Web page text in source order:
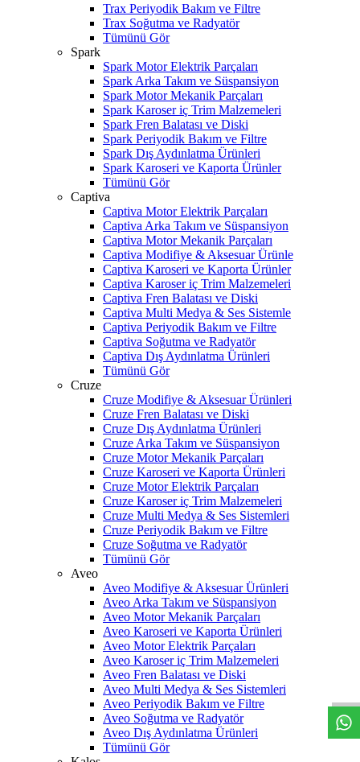
Trax Periyodik Bakım ve Filtre
Trax Soğutma ve Radyatör
Tümünü Gör
Spark
Spark Motor Elektrik Parçaları
Spark Arka Takım ve Süspansiyon
Spark Motor Mekanik Parçaları
Spark Karoser iç Trim Malzemeleri
Spark Fren Balatası ve Diski
Spark Periyodik Bakım ve Filtre
Spark Dış Aydınlatma Ürünleri
Spark Karoseri ve Kaporta Ürünler
Tümünü Gör
Captiva
Captiva Motor Elektrik Parçaları
Captiva Arka Takım ve Süspansiyon
Captiva Motor Mekanik Parçaları
Captiva Modifiye & Aksesuar Ürünle
Captiva Karoseri ve Kaporta Ürünler
Captiva Karoser iç Trim Malzemeleri
Captiva Fren Balatası ve Diski
Captiva Multi Medya & Ses Sistemle
Captiva Periyodik Bakım ve Filtre
Captiva Soğutma ve Radyatör
Captiva Dış Aydınlatma Ürünleri
Tümünü Gör
Cruze
Cruze Modifiye & Aksesuar Ürünleri
Cruze Fren Balatası ve Diski
Cruze Dış Aydınlatma Ürünleri
Cruze Arka Takım ve Süspansiyon
Cruze Motor Mekanik Parçaları
Cruze Karoseri ve Kaporta Ürünleri
Cruze Motor Elektrik Parçaları
Cruze Karoser iç Trim Malzemeleri
Cruze Multi Medya & Ses Sistemleri
Cruze Periyodik Bakım ve Filtre
Cruze Soğutma ve Radyatör
Tümünü Gör
Aveo
Aveo Modifiye & Aksesuar Ürünleri
Aveo Arka Takım ve Süspansiyon
Aveo Motor Mekanik Parçaları
Aveo Karoseri ve Kaporta Ürünleri
Aveo Motor Elektrik Parçaları
Aveo Karoser iç Trim Malzemeleri
Aveo Fren Balatası ve Diski
Aveo Multi Medya & Ses Sistemleri
Aveo Periyodik Bakım ve Filtre
Aveo Soğutma ve Radyatör
Aveo Dış Aydınlatma Ürünleri
Tümünü Gör